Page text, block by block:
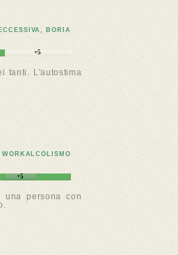
BORIA
+5
tanti. L'autostima
WORKALCOLISMO
+5
una persona con